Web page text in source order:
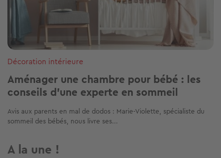
Partager sur
Plus de conseils décoration d'intérieur
conseils déco chambre
Ces articles peuvent vous intéresser
Image